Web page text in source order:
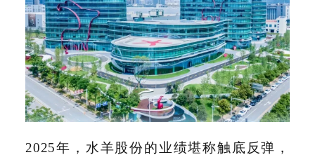
2025年，水羊股份的业绩堪称触底反弹，